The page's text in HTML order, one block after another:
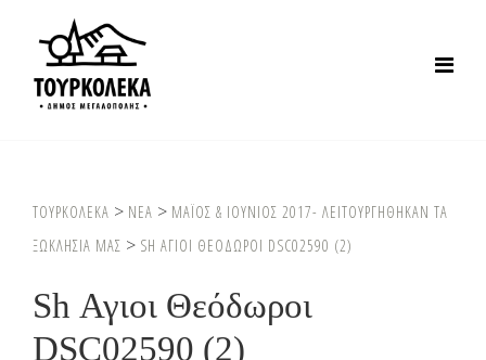
ΤΟΥΡΚΟΛΕΚΑ > ΝΕΑ > ΜΑΪΟΣ & ΙΟΥΝΙΟΣ 2017- ΛΕΙΤΟΥΡΓΗΘΗΚΑΝ ΤΑ
ΞΩΚΛΗΣΙΑ ΜΑΣ > SH ΑΓΙΟΙ ΘΕΟΔΩΡΟΙ DSC02590 (2)
Sh Αγιοι Θεόδωροι
DSC02590 (2)